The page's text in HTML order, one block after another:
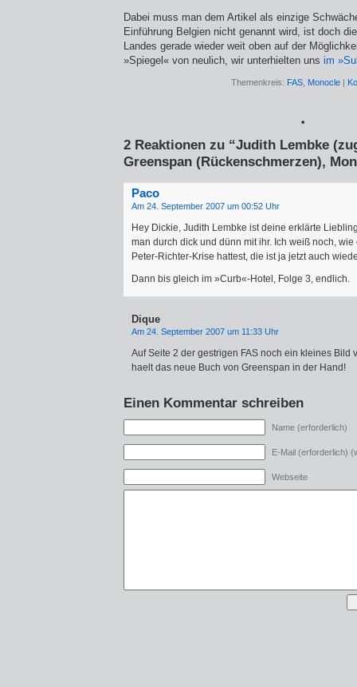
Dabei muss man dem Artikel als einzige
Einführung Belgien nicht genannt wird, ist doch
Landes gerade wieder weit oben auf der
»Spiegel« von neulich, wir unterhielten uns im
Themenkreis: FAS Monocle |
*
2 Reaktionen zu “Judith Lembke
Greenspan (Rückenschmerzen),
Paco
Am 24. September 2007 um 00:52 Uhr
Hey Dickie, Judith Lembke ist deine erklärte
man durch dick und dünn mit ihr. Ich weiß noch,
Peter-Richter-Krise hattest, die ist ja jetzt auch
Dann bis gleich im »Curb«-Hotel, Folge 3, endlich.
Dique
Am 24. September 2007 um 11:33 Uhr
Auf Seite 2 der gestrigen FAS noch ein kleines Bild
haelt das neue Buch von Greenspan in der Hand!
Einen Kommentar schreiben
Name (erforderlich)
E-Mail (erforderlich)
Webseite